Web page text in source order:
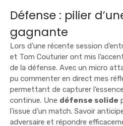
Défense : pilier
gagnante
Lors d’une récente session
et Tom Couturier ont mis
de la défense. Avec un micro
pu commenter en direct mes
permettant de capturer
continue. Une défense solide
l’issue d’un match. Savoir
adversaire et répondre